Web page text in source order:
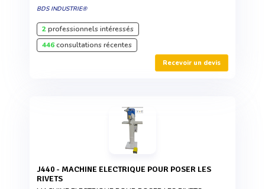
BDS INDUSTRIE®
2professionnels intéressés
446consultations récentes
Recevoir un devis
J440 - MACHINE ELECTRIQUE POUR POSER LES
RIVETS